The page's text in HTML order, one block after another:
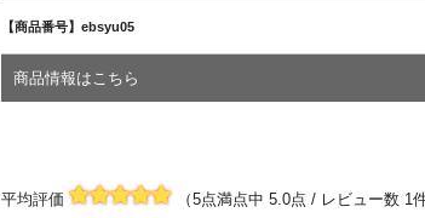
【商品番号】ebsyu05
商品情報はこちら
平均評価 （5点満点中 5.0点 / レビュー数 1件